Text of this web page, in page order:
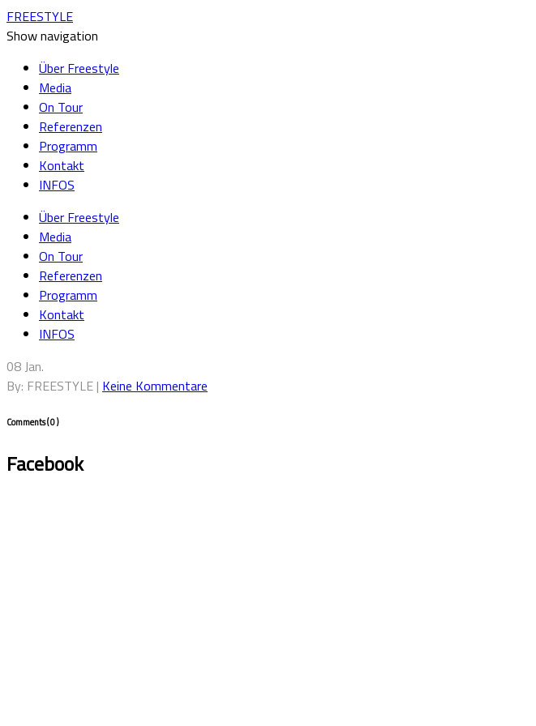
FREESTYLE
Show navigation
Über Freestyle
Media
On Tour
Referenzen
Programm
Kontakt
INFOS
Über Freestyle
Media
On Tour
Referenzen
Programm
Kontakt
INFOS
08 Jan.
By: FREESTYLE | Keine Kommentare
Comments( 0 )
Facebook